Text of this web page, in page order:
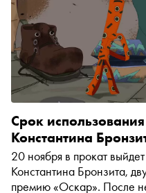
Срок
Константина
20 ноября в прокат
Константина Бронзита,
премию «Оскар». После